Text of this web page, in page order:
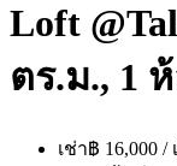
Loft
ตร.ม., 1
เช่า฿ 16,000 /